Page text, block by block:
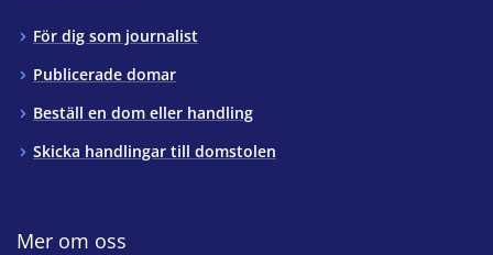
För dig som journalist
Publicerade domar
Beställ en dom eller handling
Skicka handlingar till domstolen
Mer om oss